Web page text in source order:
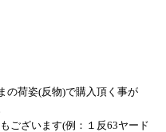
の荷姿(反物)で購入頂く事が
ございます(例：１反63ヤード